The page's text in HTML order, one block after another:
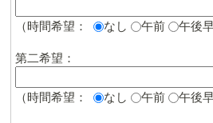
（時間希望： なし 午前 午後
第二希望：
（時間希望： なし 午前 午後